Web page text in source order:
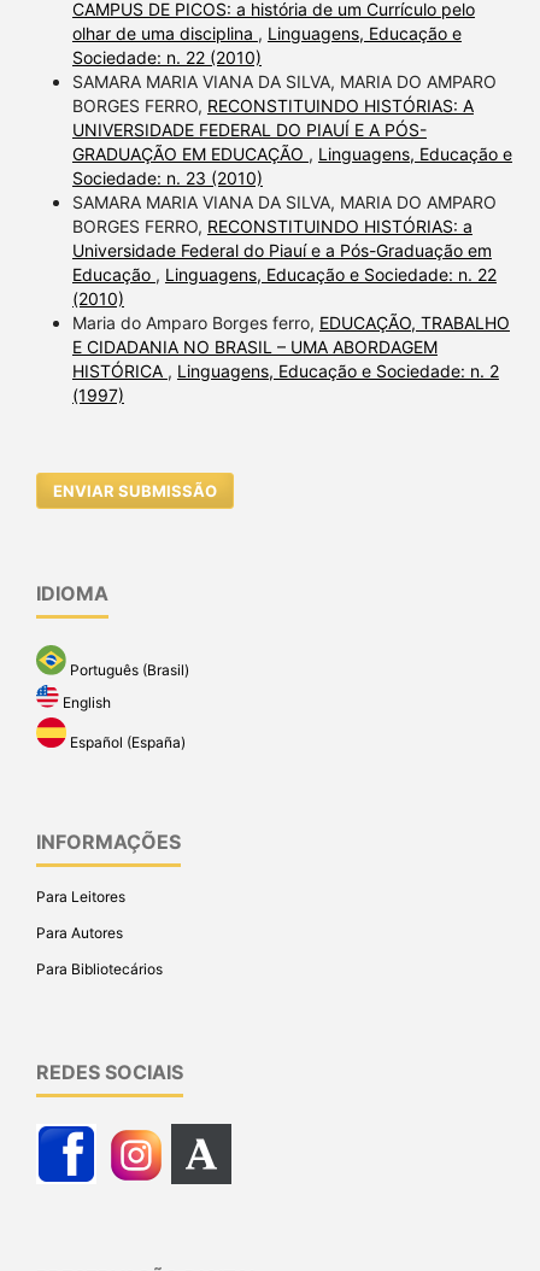
CAMPUS DE PICOS: a história de um Currículo pelo
olhar de uma disciplina , Linguagens, Educação e
Sociedade: n. 22 (2010)
SAMARA MARIA VIANA DA SILVA, MARIA DO AMPARO
BORGES FERRO, RECONSTITUINDO HISTÓRIAS: A
UNIVERSIDADE FEDERAL DO PIAUÍ E A PÓS-
GRADUAÇÃO EM EDUCAÇÃO , Linguagens, Educação e
Sociedade: n. 23 (2010)
SAMARA MARIA VIANA DA SILVA, MARIA DO AMPARO
BORGES FERRO, RECONSTITUINDO HISTÓRIAS: a
Universidade Federal do Piauí e a Pós-Graduação em
Educação , Linguagens, Educação e Sociedade: n. 22
(2010)
Maria do Amparo Borges ferro, EDUCAÇÃO, TRABALHO
E CIDADANIA NO BRASIL – UMA ABORDAGEM
HISTÓRICA , Linguagens, Educação e Sociedade: n. 2
(1997)
ENVIAR SUBMISSÃO
IDIOMA
Português (Brasil)
English
Español (España)
INFORMAÇÕES
Para Leitores
Para Autores
Para Bibliotecários
REDES SOCIAIS